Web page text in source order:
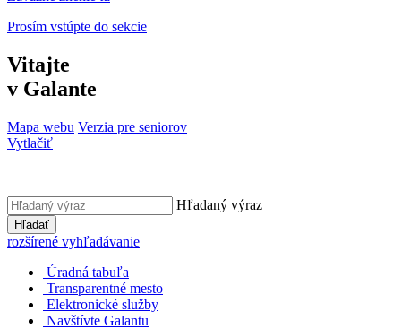
Prosím vstúpte do sekcie
Vitajte
v Galante
Mapa webu Verzia pre seniorov
Vytlačiť
Hľadaný výraz
Hľadať
rozšírené vyhľadávanie
Úradná tabuľa
Transparentné mesto
Elektronické služby
Navštívte Galantu